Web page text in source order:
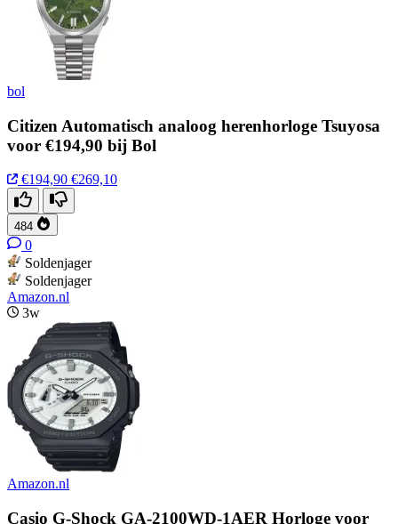
bol
Citizen Automatisch analoog herenhorloge Tsuyosa
voor €194,90 bij Bol
€194,90 €269,10
484
0
Soldenjager
Soldenjager
Amazon.nl
3w
Amazon.nl
Casio G-Shock GA-2100WD-1AER Horloge voor